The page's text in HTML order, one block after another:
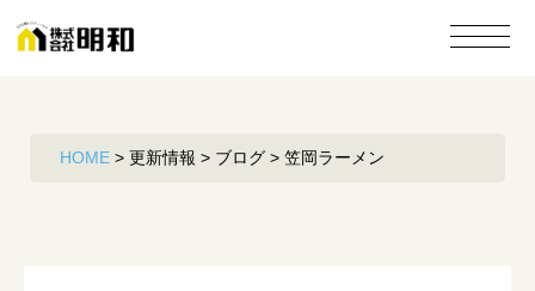
HOME > 更新情報 > ブログ > 笠岡ラーメン